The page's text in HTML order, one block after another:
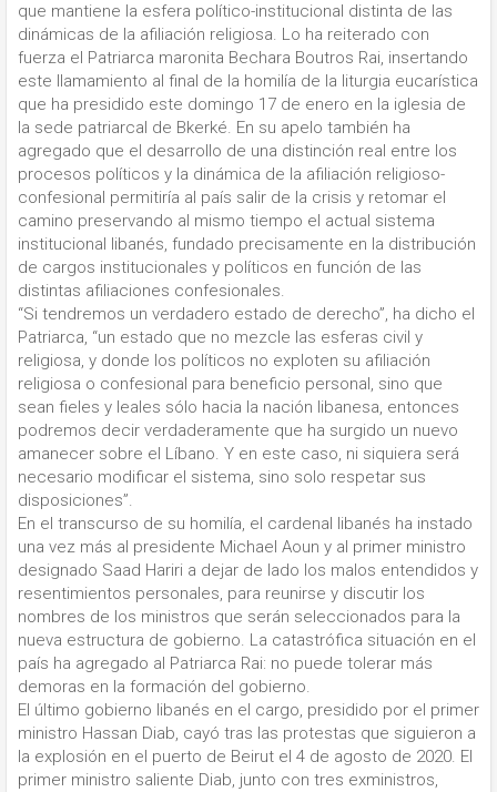
que mantiene la esfera político-institucional distinta de las
dinámicas de la afiliación religiosa. Lo ha reiterado con
fuerza el Patriarca maronita Bechara Boutros Rai, insertando
este llamamiento al final de la homilía de la liturgia eucarística
que ha presidido este domingo 17 de enero en la iglesia de
la sede patriarcal de Bkerké. En su apelo también ha
agregado que el desarrollo de una distinción real entre los
procesos políticos y la dinámica de la afiliación religioso-
confesional permitiría al país salir de la crisis y retomar el
camino preservando al mismo tiempo el actual sistema
institucional libanés, fundado precisamente en la distribución
de cargos institucionales y políticos en función de las
distintas afiliaciones confesionales.
“Si tendremos un verdadero estado de derecho”, ha dicho el
Patriarca, “un estado que no mezcle las esferas civil y
religiosa, y donde los políticos no exploten su afiliación
religiosa o confesional para beneficio personal, sino que
sean fieles y leales sólo hacia la nación libanesa, entonces
podremos decir verdaderamente que ha surgido un nuevo
amanecer sobre el Líbano. Y en este caso, ni siquiera será
necesario modificar el sistema, sino solo respetar sus
disposiciones”.
En el transcurso de su homilía, el cardenal libanés ha instado
una vez más al presidente Michael Aoun y al primer ministro
designado Saad Hariri a dejar de lado los malos entendidos y
resentimientos personales, para reunirse y discutir los
nombres de los ministros que serán seleccionados para la
nueva estructura de gobierno. La catastrófica situación en el
país ha agregado al Patriarca Rai: no puede tolerar más
demoras en la formación del gobierno.
El último gobierno libanés en el cargo, presidido por el primer
ministro Hassan Diab, cayó tras las protestas que siguieron a
la explosión en el puerto de Beirut el 4 de agosto de 2020. El
primer ministro saliente Diab, junto con tres exministros,